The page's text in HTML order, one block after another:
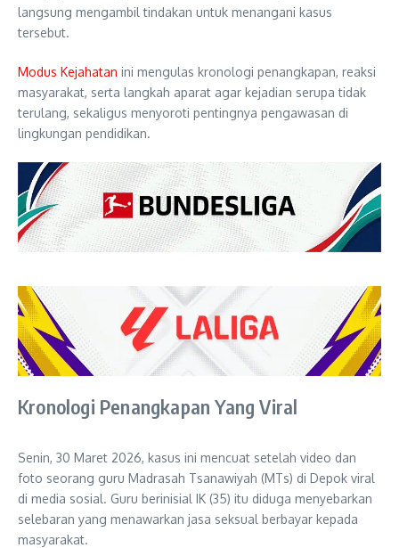
langsung mengambil tindakan untuk menangani kasus
tersebut.
Modus Kejahatan ini mengulas kronologi penangkapan, reaksi
masyarakat, serta langkah aparat agar kejadian serupa tidak
terulang, sekaligus menyoroti pentingnya pengawasan di
lingkungan pendidikan.
Kronologi Penangkapan Yang Viral
Senin, 30 Maret 2026, kasus ini mencuat setelah video dan
foto seorang guru Madrasah Tsanawiyah (MTs) di Depok viral
di media sosial. Guru berinisial IK (35) itu diduga menyebarkan
selebaran yang menawarkan jasa seksual berbayar kepada
masyarakat.